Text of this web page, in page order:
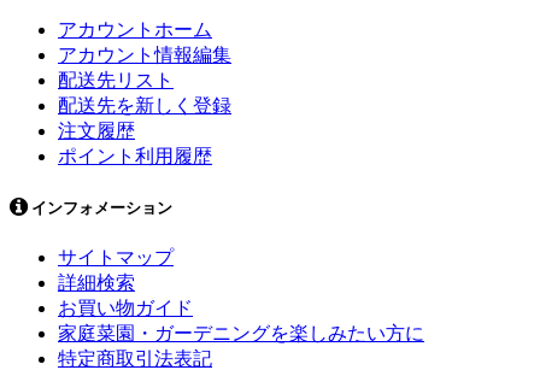
アカウントホーム
アカウント情報編集
配送先リスト
配送先を新しく登録
注文履歴
ポイント利用履歴
インフォメーション
サイトマップ
詳細検索
お買い物ガイド
家庭菜園・ガーデニングを楽しみたい方に
特定商取引法表記